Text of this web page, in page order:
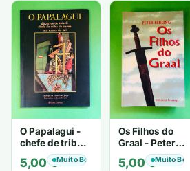
O Papalagui -
chefe de tribo
de tiavéa
5,00€Muito Bom
Os Filhos do
Graal - Peter
Berling
5,00€Muito Bom